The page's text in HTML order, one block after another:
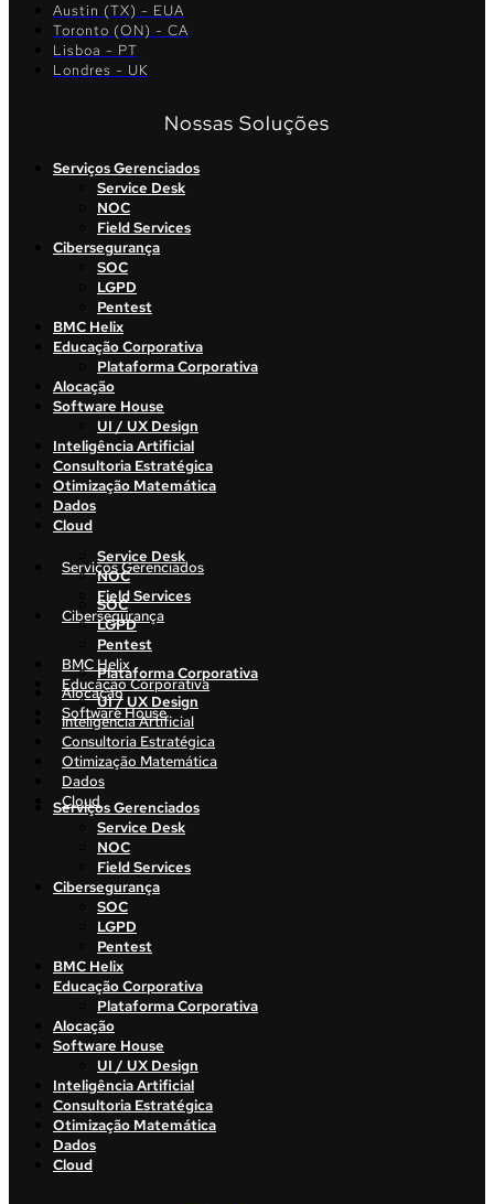
Austin (TX) - EUA
Toronto (ON) - CA
Lisboa - PT
Londres - UK
Nossas Soluções
Serviços Gerenciados
Service Desk
NOC
Field Services
Cibersegurança
SOC
LGPD
Pentest
BMC Helix
Educação Corporativa
Plataforma Corporativa
Alocação
Software House
UI / UX Design
Inteligência Artificial
Consultoria Estratégica
Otimização Matemática
Dados
Cloud
Serviços Gerenciados
Service Desk
NOC
Field Services
Cibersegurança
SOC
LGPD
Pentest
BMC Helix
Educação Corporativa
Plataforma Corporativa
Alocação
Software House
UI / UX Design
Inteligência Artificial
Consultoria Estratégica
Otimização Matemática
Dados
Cloud
Serviços Gerenciados
Service Desk
NOC
Field Services
Cibersegurança
SOC
LGPD
Pentest
BMC Helix
Educação Corporativa
Plataforma Corporativa
Alocação
Software House
UI / UX Design
Inteligência Artificial
Consultoria Estratégica
Otimização Matemática
Dados
Cloud